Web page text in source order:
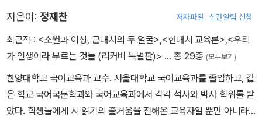
고, 엘리자의 목소리에 힘을 실어 주며, 인어 공주의 목소리를 회복
해 주었으면 싶다. 목소리를 회복해 주는 것, 그것이 이 불통의 시대
에 우리가 살아가는 태도이자 방식이었으면 싶다. 목소리가 살아
지은이: 정재찬 저자파일 신간알림 신청
최근작 : <소월과 이상, 근대시의 두 얼굴> <현대시 교육론> <우리
가 인생이라 부르는 것들 (리커버 특별판)> … 총 29종 (모두보기)
한양대학교 국어교육과 교수. 서울대학교 국어교육과를 졸업하고, 같
은 학교 국어국문학과와 국어교육과에서 각각 석사와 박사 학위를 받
았다. 학생들에게 시 읽기의 즐거움을 전해온 교육자일 뿐만 아니라,